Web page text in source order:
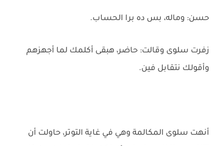
حسن: وماله، بس ده برا الحساب.
زفرت سلوى وقالت: حاضر، هبقى أكلمك لما أجهزهم
وأقولك نتقابل فين.
أنهت سلوى المكالمة وهي في غاية التوتر، حاولت أن